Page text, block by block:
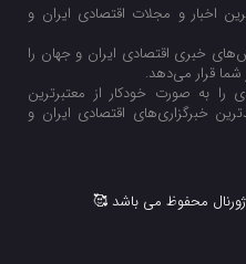
اخبار و مجلات اقتصادی ایران و
خبری اقتصادی ایران و جهان را
قرار می‌‌دهد.
را به صورت خودکار از معتبرترین
خبرگزاری‌های اقتصادی ایران و
محفوظ می باشد 🥰